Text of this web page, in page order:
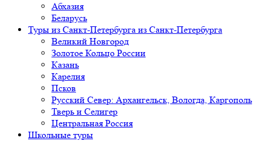
Абхазия
Беларусь
Туры из Санкт-Петербурга из Санкт-Петербурга
Великий Новгород
Золотое Кольцо России
Казань
Карелия
Псков
Русский Север: Архангельск, Вологда, Каргополь
Тверь и Селигер
Центральная Россия
Школьные туры